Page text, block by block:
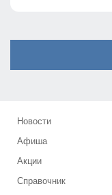
Новости
Афиша
Акции
Справочник